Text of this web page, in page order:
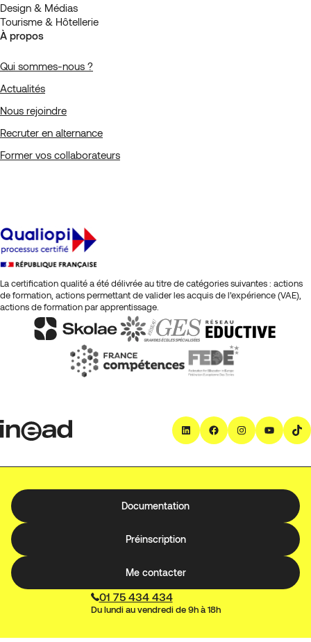
Design & Médias
Tourisme & Hôtellerie
À propos
Qui sommes-nous ?
Actualités
Nous rejoindre
Recruter en alternance
Former vos collaborateurs
La certification qualité a été délivrée au titre de catégories suivantes : actions
de formation, actions permettant de valider les acquis de l’expérience (VAE),
actions de formation par apprentissage.
LinkedIn
Facebook
Documentation
Préinscription
Me contacter
01 75 434 434
Du lundi au vendredi de 9h à 18h